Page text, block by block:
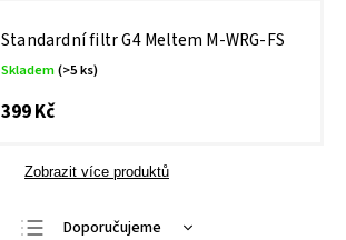
Standardní filtr G4 Meltem M-WRG-FS
Skladem(>5 ks)
399 Kč
Zobrazit více produktů
Doporučujeme